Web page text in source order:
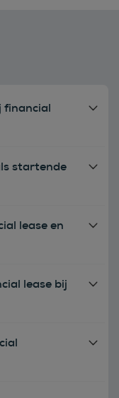
financial
startende
lease en
lease bij